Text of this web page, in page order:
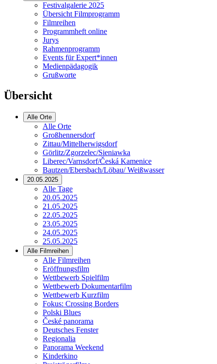
Festivalgalerie 2025
Übersicht Filmprogramm
Filmreihen
Programmheft online
Jurys
Rahmenprogramm
Events für Expert*innen
Medienpädagogik
Grußworte
Übersicht
Alle Orte
Alle Orte
Großhennersdorf
Zittau/Mittelherwigsdorf
Görlitz/Zgorzelec/Sieniawka
Liberec/Varnsdorf/Česká Kamenice
Bautzen/Ebersbach/Löbau/ Weißwasser
20.05.2025
Alle Tage
20.05.2025
21.05.2025
22.05.2025
23.05.2025
24.05.2025
25.05.2025
Alle Filmreihen
Alle Filmreihen
Eröffnungsfilm
Wettbewerb Spielfilm
Wettbewerb Dokumentarfilm
Wettbewerb Kurzfilm
Fokus: Crossing Borders
Polski Blues
České panorama
Deutsches Fenster
Regionalia
Panorama Weekend
Kinderkino